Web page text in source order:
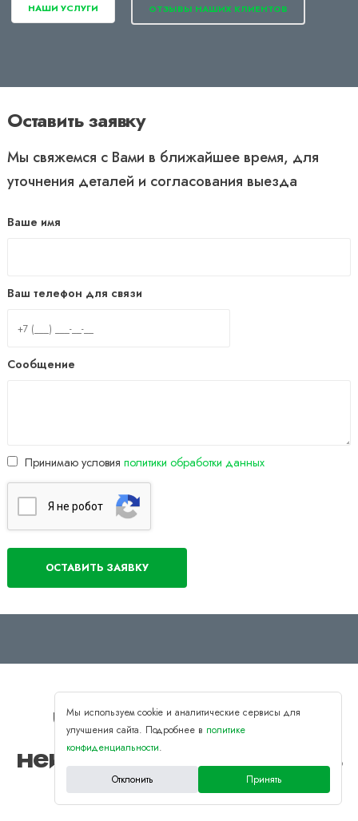
НАШИ УСЛУГИ ОТЗЫВЫ НАШИХ КЛИЕНТОВ
Оставить заявку
Мы свяжемся с Вами в ближайшее время, для
уточнения деталей и согласования выезда
Ваше имя
Ваш телефон для связи
Сообщение
Принимаю условия политики обработки данных
Я нe poбoт
Частые проблемы и
неисправности ноутбуков
Asus
Мы используем cookie и аналитические сервисы для
улучшения сайта. Подробнее в политике
конфиденциальности.
Отклонить Принять